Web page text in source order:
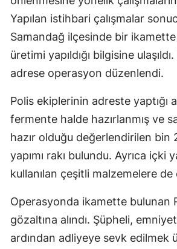
Yapılan istihbari çalışmalar
Samandağ ilçesinde bir
üretimi yapıldığı bilgisine
adrese operasyon düzenlendi.
Polis ekiplerinin adreste yaptığı
fermente halde hazırlanmış ve
hazır olduğu değerlendirilen bin
yapımı rakı bulundu. Ayrıca içki
kullanılan çeşitli malzemelere de
Operasyonda ikamette bulunan
gözaltına alındı. Şüpheli,
ardından adliyeye sevk edilmek